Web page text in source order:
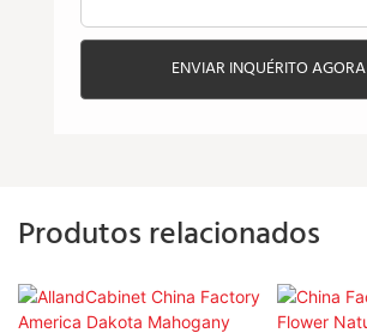
ENVIAR INQUÉRITO AGORA
Produtos relacionados